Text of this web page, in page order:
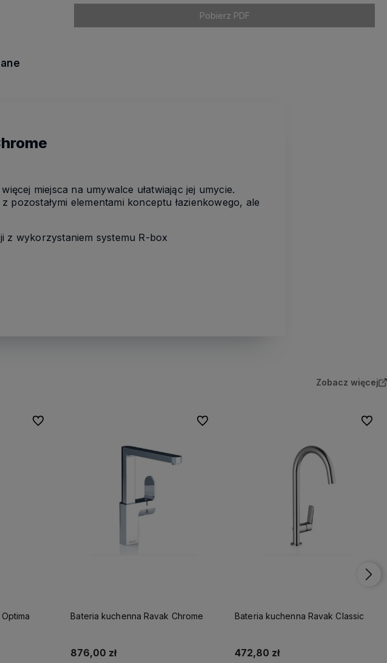
Pobierz PDF
miejsca na umywalce ułatwiając jej umycie.
elementami konceptu łazienkowego, ale
z wykorzystaniem systemu R-box
Zobacz więcej
Do ulubionych
Bateria kuchenna Ravak Chrome
876,00 zł
Do ulubionych
Bateria kuchenna Ravak Classic
472,80 zł
Do